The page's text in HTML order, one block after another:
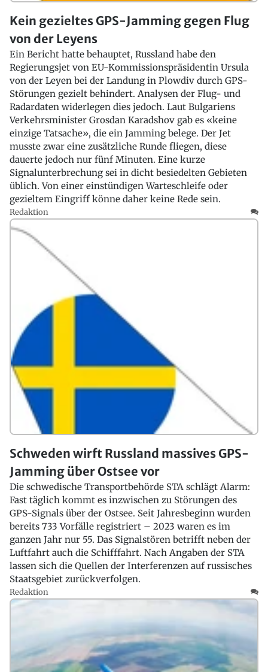
Kein gezieltes GPS-Jamming gegen Flug
von der Leyens
Ein Bericht hatte behauptet, Russland habe den
Regierungsjet von EU-Kommissionspräsidentin Ursula
von der Leyen bei der Landung in Plowdiv durch GPS-
Störungen gezielt behindert. Analysen der Flug- und
Radardaten widerlegen dies jedoch. Laut Bulgariens
Verkehrsminister Grosdan Karadshov gab es «keine
einzige Tatsache», die ein Jamming belege. Der Jet
musste zwar eine zusätzliche Runde fliegen, diese
dauerte jedoch nur fünf Minuten. Eine kurze
Signalunterbrechung sei in dicht besiedelten Gebieten
üblich. Von einer einstündigen Warteschleife oder
gezieltem Eingriff könne daher keine Rede sein.
Redaktion
Schweden wirft Russland massives GPS-
Jamming über Ostsee vor
Die schwedische Transportbehörde STA schlägt Alarm:
Fast täglich kommt es inzwischen zu Störungen des
GPS-Signals über der Ostsee. Seit Jahresbeginn wurden
bereits 733 Vorfälle registriert – 2023 waren es im
ganzen Jahr nur 55. Das Signalstören betrifft neben der
Luftfahrt auch die Schifffahrt. Nach Angaben der STA
lassen sich die Quellen der Interferenzen auf russisches
Staatsgebiet zurückverfolgen.
Redaktion